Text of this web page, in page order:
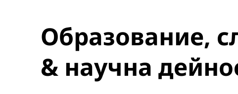
Образование,
& научна